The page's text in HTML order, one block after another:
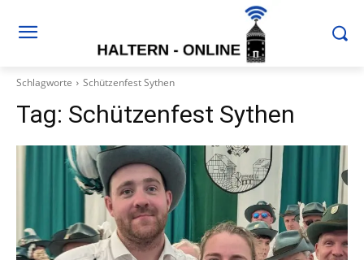
Schlagworte Schützenfest Sythen
Tag: Schützenfest Sythen